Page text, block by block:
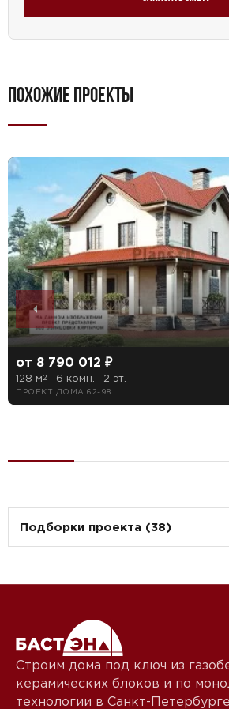
ПОХОЖИЕ ПРОЕКТЫ
от 8 790 012 ₽
128 м 2 · 6 комн. · 2 эт.
ПРОЕКТ ДОМА 62-98
Подборки проекта (38)
Строим дома под ключ из
керамических блоков и по
технологии в Санкт-